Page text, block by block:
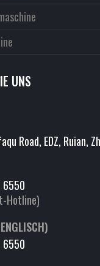
UNS
Road, EDZ, Ruian,
6550
Hotline)
6550